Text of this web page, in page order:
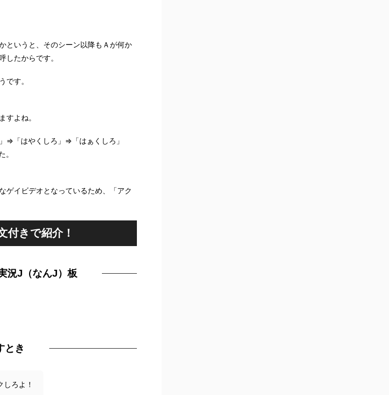
というと、そのシーン以降もＡが何か
したからです。
です。
すよね。
⇒「はやくしろ」⇒「はぁくしろ」
ゲイビデオとなっているため、「アク
付きで紹介！
況J（なんJ）板
とき
ろよ！